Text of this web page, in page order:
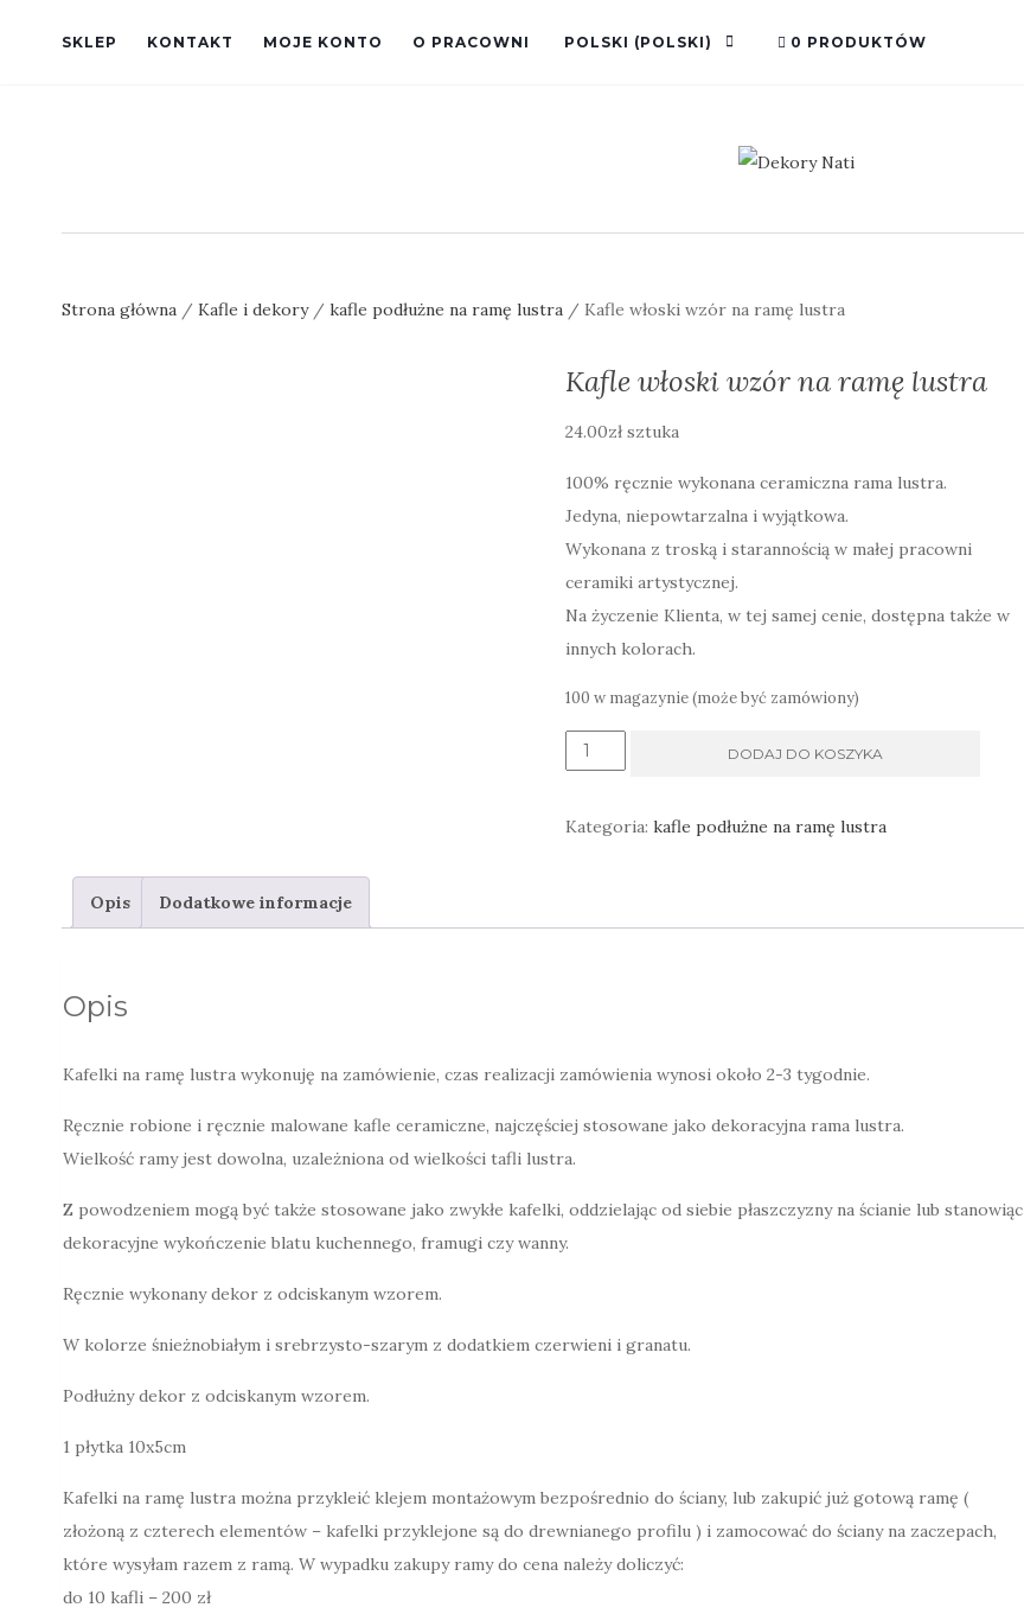
SKLEP KONTAKT MOJE KONTO O PRACOWNI POLSKI (POLSKI) 0 PRODUKTÓW
Strona główna / Kafle i dekory/ kafle podłużne na ramę lustra / Kafle włoski wzór na ramę lustra
Kafle włoski wzór na ramę lustra
24.00zł sztuka
100% ręcznie wykonana ceramiczna rama lustra.
Jedyna, niepowtarzalna i wyjątkowa.
Wykonana z troską i starannością w małej pracowni
ceramiki artystycznej.
Na życzenie Klienta, w tej samej cenie, dostępna także w
innych kolorach.
100 w magazynie (może być zamówiony)
ilość
DODAJ DO KOSZYKA
Kategoria: kafle podłużne na ramę lustra
Opis Dodatkowe informacje
Opis
Kafelki na ramę lustra wykonuję na zamówienie, czas realizacji zamówienia wynosi około 2-3 tygodnie.
Ręcznie robione i ręcznie malowane kafle ceramiczne, najczęściej stosowane jako dekoracyjna rama lustra.
Wielkość ramy jest dowolna, uzależniona od wielkości tafli lustra.
Z powodzeniem mogą być także stosowane jako zwykłe kafelki, oddzielając od siebie płaszczyzny na ścianie lub stanowiąc
dekoracyjne wykończenie blatu kuchennego, framugi czy wanny.
Ręcznie wykonany dekor z odciskanym wzorem.
W kolorze śnieżnobiałym i srebrzysto-szarym z dodatkiem czerwieni i granatu.
Podłużny dekor z odciskanym wzorem.
1 płytka 10x5cm
Kafelki na ramę lustra można przykleić klejem montażowym bezpośrednio do ściany, lub zakupić już gotową ramę (
złożoną z czterech elementów – kafelki przyklejone są do drewnianego profilu ) i zamocować do ściany na zaczepach,
które wysyłam razem z ramą. W wypadku zakupy ramy do cena należy doliczyć:
do 10 kafli – 200 zł